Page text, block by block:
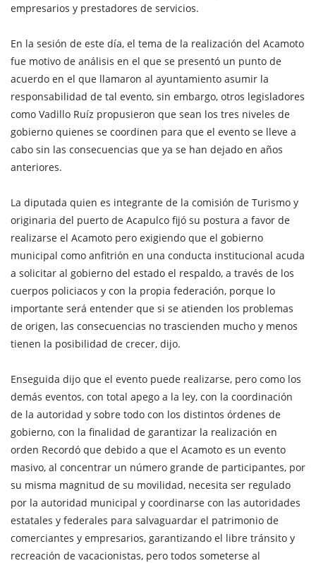
empresarios y prestadores de servicios.
En la sesión de este día, el tema de la realización del Acamoto
fue motivo de análisis en el que se presentó un punto de
acuerdo en el que llamaron al ayuntamiento asumir la
responsabilidad de tal evento, sin embargo, otros legisladores
como Vadillo Ruíz propusieron que sean los tres niveles de
gobierno quienes se coordinen para que el evento se lleve a
cabo sin las consecuencias que ya se han dejado en años
anteriores.
La diputada quien es integrante de la comisión de Turismo y
originaria del puerto de Acapulco fijó su postura a favor de
realizarse el Acamoto pero exigiendo que el gobierno
municipal como anfitrión en una conducta institucional acuda
a solicitar al gobierno del estado el respaldo, a través de los
cuerpos policiacos y con la propia federación, porque lo
importante será entender que si se atienden los problemas
de origen, las consecuencias no trascienden mucho y menos
tienen la posibilidad de crecer, dijo.
Enseguida dijo que el evento puede realizarse, pero como los
demás eventos, con total apego a la ley, con la coordinación
de la autoridad y sobre todo con los distintos órdenes de
gobierno, con la finalidad de garantizar la realización en
orden Recordó que debido a que el Acamoto es un evento
masivo, al concentrar un número grande de participantes, por
su misma magnitud de su movilidad, necesita ser regulado
por la autoridad municipal y coordinarse con las autoridades
estatales y federales para salvaguardar el patrimonio de
comerciantes y empresarios, garantizando el libre tránsito y
recreación de vacacionistas, pero todos someterse al